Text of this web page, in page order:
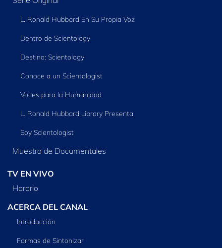
L. Ronald Hubbard En Su Propia Voz
Dentro de Scientology
Destino: Scientology
Conoce a un Scientologist
Voces para la Humanidad
L. Ronald Hubbard Library Presenta
Soy Scientologist
Muestra de Documentales
TV EN VIVO
Horario
ACERCA DEL CANAL
Introducción
Formas de Sintonizar